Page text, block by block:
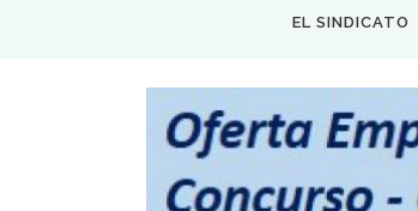
EL SINDICATO